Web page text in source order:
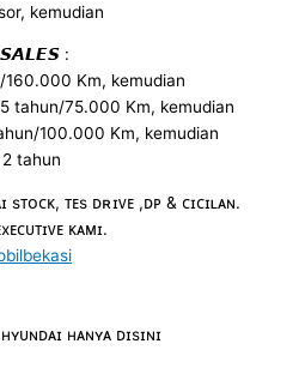
kemudian
:
160.000 Km, kemudian
tahun/75.000 Km, kemudian
100.000 Km, kemudian
tahun
ᴛᴇs ᴅʀɪᴠᴇ ,ᴅᴘ & ᴄɪᴄɪʟᴀɴ.
ᴋᴀᴍɪ.
ʜᴀɴʏᴀ ᴅɪsɪɴɪ